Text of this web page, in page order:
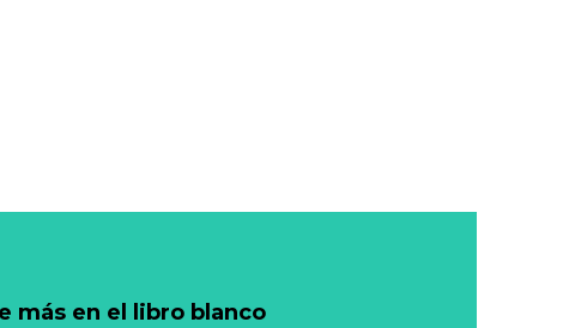
Conflictos,
más en el libro blanco